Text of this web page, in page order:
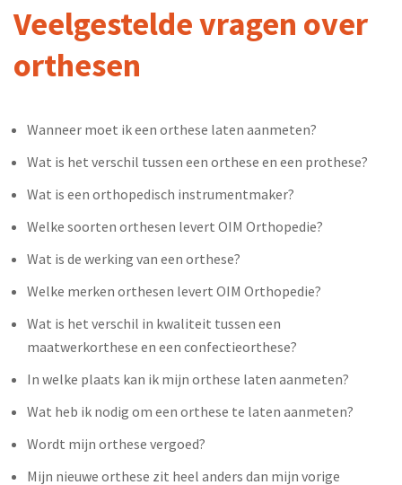
Veelgestelde vragen over
orthesen
Wanneer moet ik een orthese laten aanmeten?
Wat is het verschil tussen een orthese en een prothese?
Wat is een orthopedisch instrumentmaker?
Welke soorten orthesen levert OIM Orthopedie?
Wat is de werking van een orthese?
Welke merken orthesen levert OIM Orthopedie?
Wat is het verschil in kwaliteit tussen een
maatwerkorthese en een confectieorthese?
In welke plaats kan ik mijn orthese laten aanmeten?
Wat heb ik nodig om een orthese te laten aanmeten?
Wordt mijn orthese vergoed?
Mijn nieuwe orthese zit heel anders dan mijn vorige